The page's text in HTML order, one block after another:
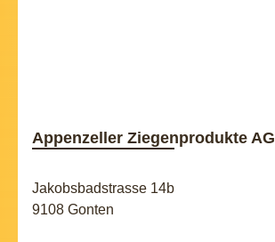
Appenzeller Ziegenprodukte AG
Jakobsbadstrasse 14b
9108 Gonten